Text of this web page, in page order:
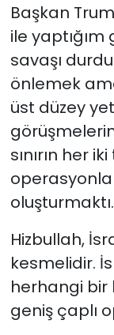
Başkan
ile
savaşı
önlemek
üst düzey
sınırın her
oluşturmaktı.
Hizbullah,
kesmelidir.
herhangi
geniş çaplı